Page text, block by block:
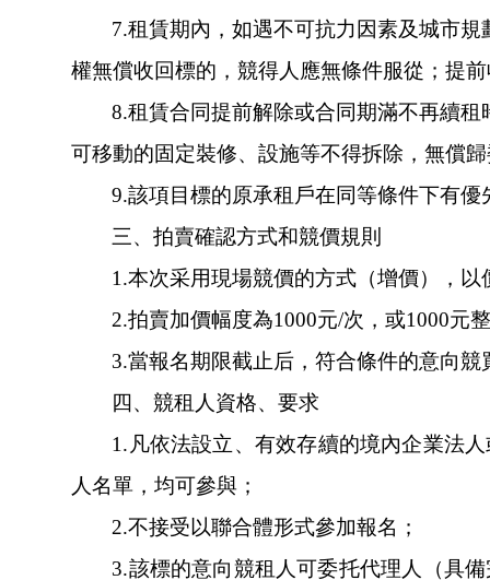
7.租賃期內，如遇不可抗力因素及城市規
權無償收回標的，競得人應無條件服從；提
8.租賃合同提前解除或合同期滿不再續租時
可移動的固定裝修、設施等不得拆除，無償
9.該項目標的原承租戶在同等條件下有優先
三、拍賣確認方式和競價規則
1.本次采用現場競價的方式（增價），以
2.拍賣加價幅度為1000元/次，或1000元整
3.當報名期限截止后，符合條件的意向競買
四、競租人資格、要求
1. 凡依法設立、有效存續的境內企業
人名單，均可參與；
2.不接受以聯合體形式參加報名；
3.該標的意向競租人可委托代理人（具